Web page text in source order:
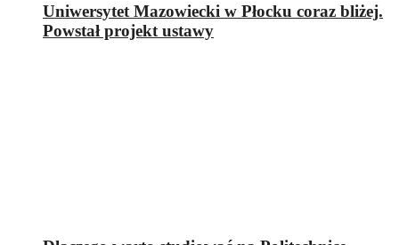
Uniwersytet Mazowiecki w Płocku coraz bliżej.
Powstał projekt ustawy